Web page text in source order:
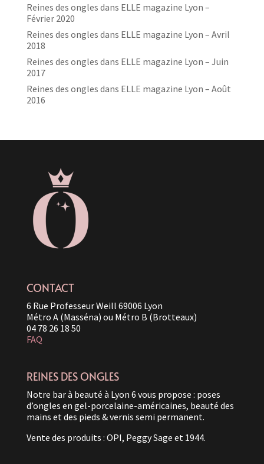
Reines des ongles dans ELLE magazine Lyon –
Février 2020
Reines des ongles dans ELLE magazine Lyon – Avril
2018
Reines des ongles dans ELLE magazine Lyon – Juin
2017
Reines des ongles dans ELLE magazine Lyon – Août
2016
CONTACT
6 Rue Professeur Weill 69006 Lyon
Métro A (Masséna) ou Métro B (Brotteaux)
04 78 26 18 50
FAQ
REINES DES ONGLES
Notre bar à beauté à Lyon 6 vous propose : poses
d’ongles en gel-porcelaine-américaines, beauté des
mains et des pieds & vernis semi permanent.
Vente des produits : OPI, Peggy Sage et 1944.